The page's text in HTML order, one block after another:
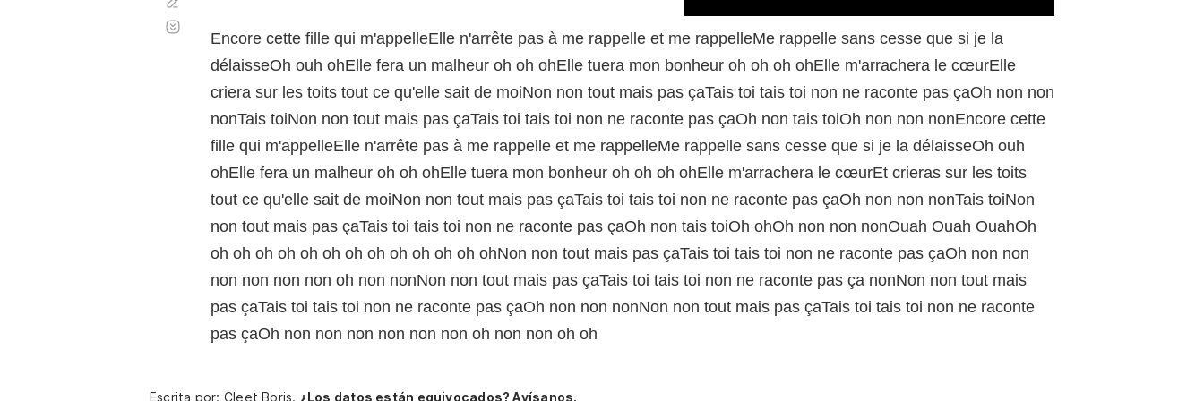
Encore cette fille qui m'appelleElle n'arrête pas à me rappelle et me rappelleMe rappelle sans cesse que si je la
délaisseOh ouh ohElle fera un malheur oh oh ohElle tuera mon bonheur oh oh oh ohElle m'arrachera le cœurElle
criera sur les toits tout ce qu'elle sait de moiNon non tout mais pas çaTais toi tais toi non ne raconte pas çaOh non non
nonTais toiNon non tout mais pas çaTais toi tais toi non ne raconte pas çaOh non tais toiOh non non nonEncore cette
fille qui m'appelleElle n'arrête pas à me rappelle et me rappelleMe rappelle sans cesse que si je la délaisseOh ouh
ohElle fera un malheur oh oh ohElle tuera mon bonheur oh oh oh ohElle m'arrachera le cœurEt crieras sur les toits
tout ce qu'elle sait de moiNon non tout mais pas çaTais toi tais toi non ne raconte pas çaOh non non nonTais toiNon
non tout mais pas çaTais toi tais toi non ne raconte pas çaOh non tais toiOh ohOh non non nonOuah Ouah OuahOh
oh oh oh oh oh oh oh oh oh oh oh oh ohNon non tout mais pas çaTais toi tais toi non ne raconte pas çaOh non non
non non non non oh non nonNon non tout mais pas çaTais toi tais toi non ne raconte pas ça nonNon non tout mais
pas çaTais toi tais toi non ne raconte pas çaOh non non nonNon non tout mais pas çaTais toi tais toi non ne raconte
pas çaOh non non non non non non oh non non oh oh
automático
Escrita por: Cleet Boris. ¿Los datos están equivocados? Avísanos.
/